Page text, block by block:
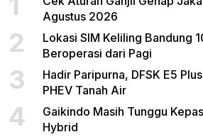
Agustus 2026
2
Lokasi SIM Keliling Bandung
Beroperasi dari Pagi
3
Hadir Paripurna, DFSK E5
PHEV Tanah Air
4
Gaikindo Masih Tunggu
Hybrid